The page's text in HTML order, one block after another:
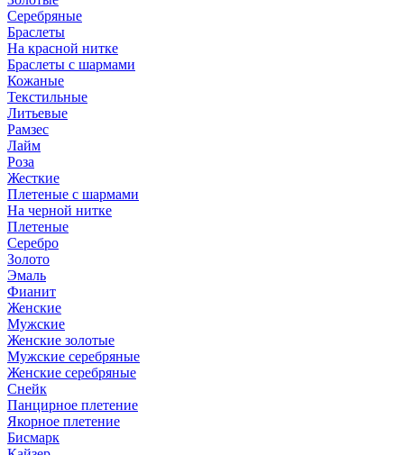
Серебряные
Браслеты
На красной нитке
Браслеты с шармами
Кожаные
Текстильные
Литьевые
Рамзес
Лайм
Роза
Жесткие
Плетеные с шармами
На черной нитке
Плетеные
Серебро
Золото
Эмаль
Фианит
Женские
Мужские
Женские золотые
Мужские серебряные
Женские серебряные
Снейк
Панцирное плетение
Якорное плетение
Бисмарк